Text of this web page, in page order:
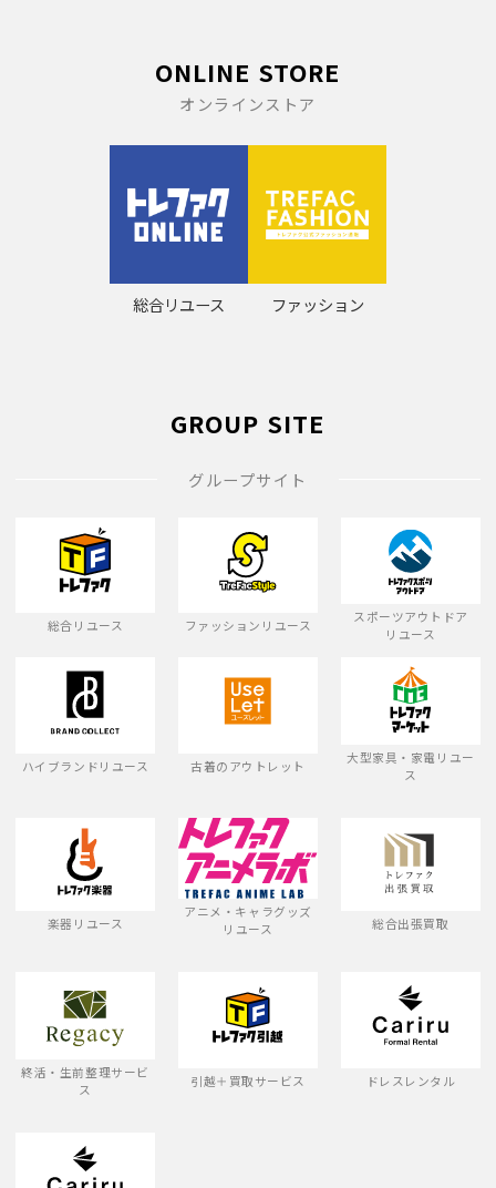
ONLINE STORE
オンラインストア
総合リユース ファッション
GROUP SITE
グループサイト
総合リユース ファッションリユース
スポーツアウトドア
リユース
ハイブランドリユース 古着のアウトレット
大型家具・家電リユー
ス
楽器リユース
アニメ・キャラグッズ
リユース
総合出張買取
終活・生前整理サービ
ス
引越＋買取サービス ドレスレンタル